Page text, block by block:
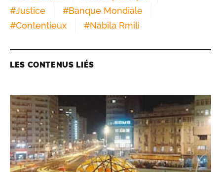
#Justice #Banque Mondiale
#Contentieux #Nabila Rmili
LES CONTENUS LIÉS